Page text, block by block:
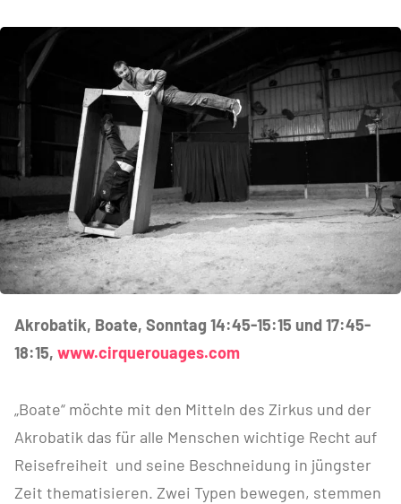
Akrobatik, Boate, Sonntag 14:45-15:15 und 17:45-
18:15, www.cirquerouages.com
„Boate“ möchte mit den Mitteln des Zirkus und der
Akrobatik das für alle Menschen wichtige Recht auf
Reisefreiheit und seine Beschneidung in jüngster
Zeit thematisieren. Zwei Typen bewegen, stemmen